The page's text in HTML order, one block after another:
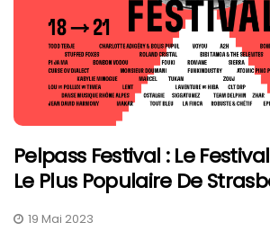
Pelpass Festival : Le
Le Plus Populaire De
19 Mai 2023